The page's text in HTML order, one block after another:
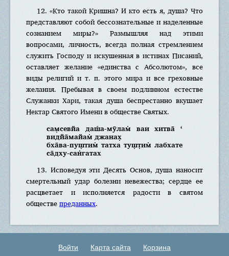
12. «Кто такой Кришна? И кто есть я, душа? Что
представляют собой бессознательные и наделенные
сознанием миры?» Размышляя над этими
вопросами, личность, всегда полная стремлением
служить Господу и искушенная в истинах Писаний,
оставляет желание «единства с Абсолютом», все
виды религий и т. п. этого мира и все греховные
желания. Пребывая в своем подлинном естестве
Служанки Хари, такая душа беспрестанно вкушает
Нектар Святого Имени в обществе Святых.
сам̣севйа даш́а-мӯлам̇ ваи хитва̄ ‘
видйа̄майам̇ джанах̣
бха̄ва-пуш̣тим̇ татха туш̣т̣им̇ лабхате
са̄дху-сан̇гатах
13. Исповедуя эти Десять Основ, душа наносит
смертельный удар болезни невежества; сердце ее
расцветает и исполняется радости в святом
обществепреданных.
Войти Карта сайта Корзина